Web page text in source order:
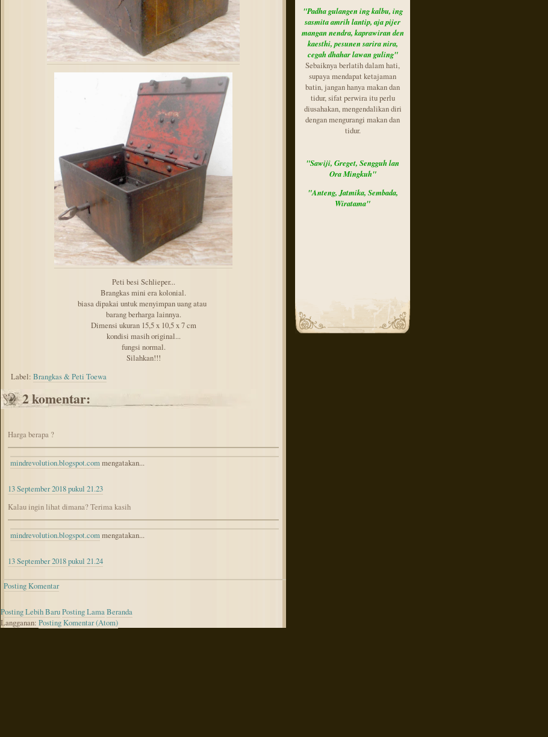
Peti besi Schlieper...
Brangkas mini era kolonial.
biasa dipakai untuk menyimpan uang atau
barang berharga lainnya.
Dimensi ukuran 15,5 x 10,5 x 7 cm
kondisi masih original...
fungsi normal.
Silahkan!!!
Label: Brangkas & Peti Toewa
2 komentar:
Harga berapa ?
mindrevolution.blogspot.commengatakan...
13 September 2018 pukul 21.23
Kalau ingin lihat dimana? Terima kasih
mindrevolution.blogspot.com mengatakan...
13 September 2018 pukul 21.24
Posting Komentar
Posting Lebih BaruPosting Lama Beranda
Langganan: Posting Komentar (Atom)
"Padha gulangen ing kalbu, ing
sasmita amrih lantip,aja pijer
mangan nendra,kaprawiran den
kaesthi, pesunen sarira nira,
cegah dhahar lawan guling"
Sebaiknya berlatih dalam hati,
supaya mendapat ketajaman
batin, jangan hanya makan dan
tidur, sifat perwira itu perlu
diusahakan, mengendalikan diri
dengan mengurangi makan dan
tidur.
"Sawiji, Greget, Sengguh lan
Ora Mingkuh"
"Anteng, Jatmika, Sembada,
Wiratama"